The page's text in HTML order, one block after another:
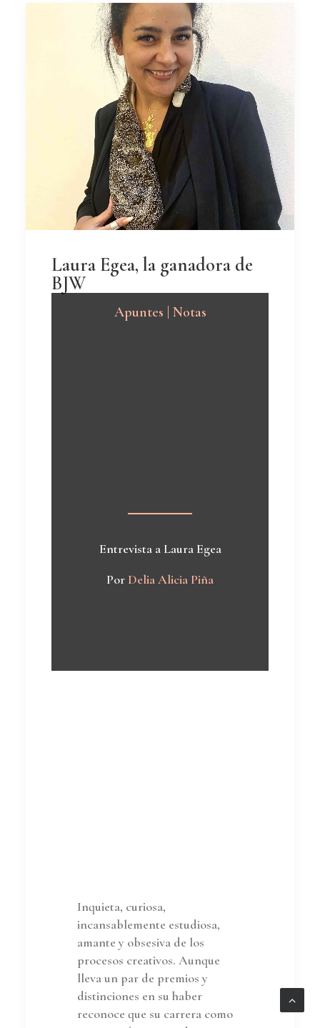
Laura Egea, la ganadora de
BJW
Apuntes | Notas
Entrevista a Laura Egea
Por Delia Alicia Piña
Inquieta, curiosa,
incansablemente estudiosa,
amante y obsesiva de los
procesos creativos. Aunque
lleva un par de premios y
distinciones en su haber
reconoce que su carrera como